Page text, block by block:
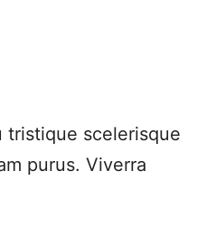
tristique scelerisque
purus. Viverra